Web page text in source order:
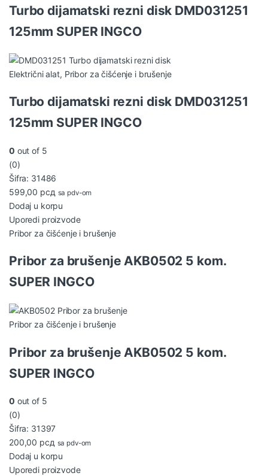
Turbo dijamatski rezni disk DMD031251
125mm SUPER INGCO
Električni alat, Pribor za čišćenje i brušenje
Turbo dijamatski rezni disk DMD031251
125mm SUPER INGCO
0 out of 5
(0)
Šifra: 31486
599,00 рсд sa pdv-om
Dodaj u korpu
Uporedi proizvode
Pribor za čišćenje i brušenje
Pribor za brušenje AKB0502 5 kom.
SUPER INGCO
Pribor za čišćenje i brušenje
Pribor za brušenje AKB0502 5 kom.
SUPER INGCO
0 out of 5
(0)
Šifra: 31397
200,00 рсд sa pdv-om
Dodaj u korpu
Uporedi proizvode